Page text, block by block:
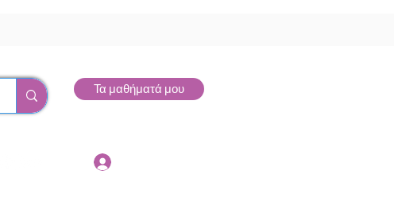
Τα μαθήματά μου